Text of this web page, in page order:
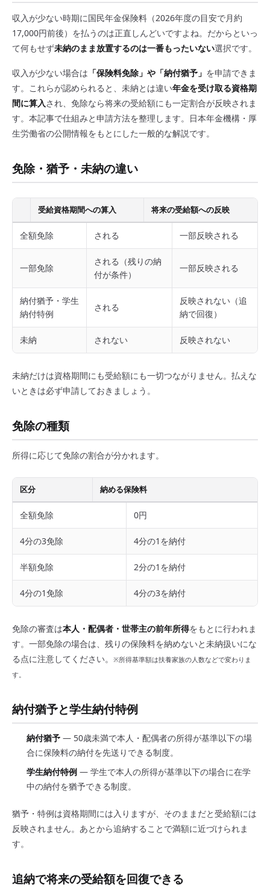
収入が少ない時期に国民年金保険料（2026年度の目安で月約
17,000円前後）を払うのは正直しんどいですよね。だからといっ
て何もせず未納のまま放置するのは一番もったいない選択です。
収入が少ない場合は 「保険料免除」や「納付猶予」 を申請できま
す。これらが認められると、未納とは違い年金を受け取る資格期
間に算入され、免除なら将来の受給額にも一定割合が反映されま
す。本記事で仕組みと申請方法を整理します。日本年金機構・厚
生労働省の公開情報をもとにした一般的な解説です。
免除・猶予・未納の違い
受給資格期間への算入 将来の受給額への反映
全額免除 される 一部反映される
一部免除
される（残りの納
付が条件）
一部反映される
納付猶予・学生
納付特例
される
反映されない（追
納で回復）
未納 されない 反映されない
未納だけは資格期間にも受給額にも一切つながりません。払えな
いときは必ず申請しておきましょう。
免除の種類
所得に応じて免除の割合が分かれます。
区分 納める保険料
全額免除 0円
4分の3免除 4分の1を納付
半額免除 2分の1を納付
4分の1免除 4分の3を納付
免除の審査は本人・配偶者・世帯主の前年所得をもとに行われま
す。一部免除の場合は、残りの保険料を納めないと未納扱いにな
る点に注意してください。 ※所得基準額は扶養家族の人数などで変わりま
す。
納付猶予と学生納付特例
納付猶予 — 50歳未満で本人・配偶者の所得が基準以下の場
合に保険料の納付を先送りできる制度。
学生納付特例 — 学生で本人の所得が基準以下の場合に在学
中の納付を猶予できる制度。
猶予・特例は資格期間には入りますが、そのままだと受給額には
反映されません。あとから追納することで満額に近づけられま
す。
追納で将来の受給額を回復できる